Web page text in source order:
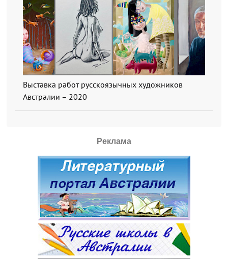
Выставка работ русскоязычных художников
Австралии – 2020
Реклама